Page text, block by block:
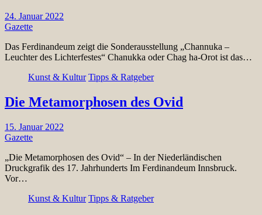
24. Januar 2022
Gazette
Das Ferdinandeum zeigt die Sonderausstellung „Channuka –
Leuchter des Lichterfestes“ Chanukka oder Chag ha-Orot ist das…
Kunst & Kultur Tipps & Ratgeber
Die Metamorphosen des Ovid
15. Januar 2022
Gazette
„Die Metamorphosen des Ovid“ – In der Niederländischen
Druckgrafik des 17. Jahrhunderts Im Ferdinandeum Innsbruck.
Vor…
Kunst & Kultur Tipps & Ratgeber